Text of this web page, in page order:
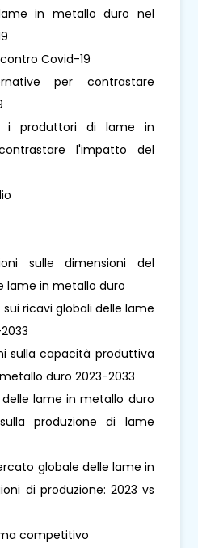
in metallo duro nel
Covid-19
per contrastare
i produttori di lame in
l'impatto del
sulle dimensioni del
lame in metallo duro
sui ricavi globali delle lame
sulla capacità produttiva
duro 2023-2033
delle lame in metallo duro
produzione di lame
globale delle lame in
di produzione: 2023 vs
competitivo